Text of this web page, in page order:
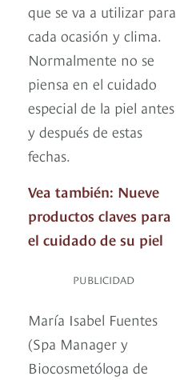
que se va a utilizar para
cada ocasión y clima.
Normalmente no se
piensa en el cuidado
especial de la piel antes
y después de estas
fechas.
Vea también: Nueve
productos claves para
el cuidado de su piel
PUBLICIDAD
María Isabel Fuentes
(Spa Manager y
Biocosmetóloga de